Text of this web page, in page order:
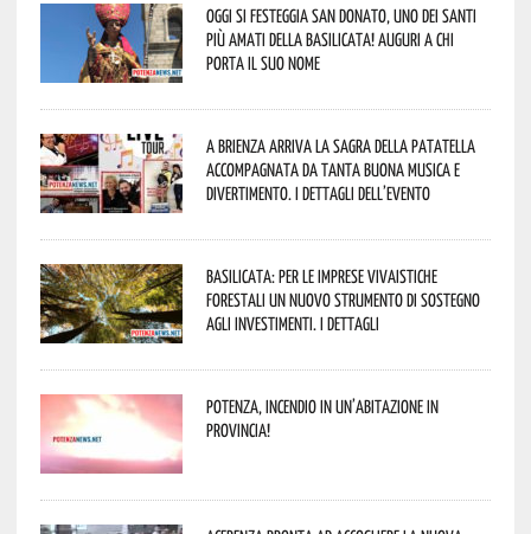
Oggi si festeggia San Donato, uno dei Santi
più amati della Basilicata! Auguri a chi
porta il suo nome
A Brienza arriva la Sagra della Patatella
accompagnata da tanta buona musica e
divertimento. I dettagli dell’evento
Basilicata: per le imprese vivaistiche
forestali un nuovo strumento di sostegno
agli investimenti. I dettagli
Potenza, incendio in un’abitazione in
provincia!